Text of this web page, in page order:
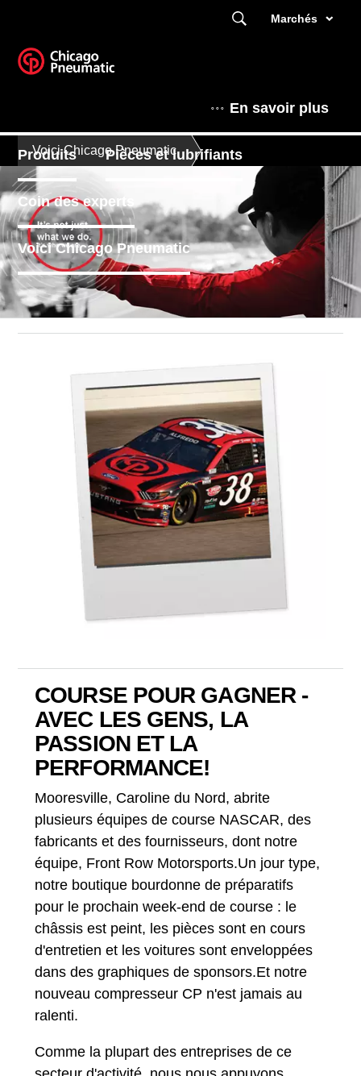
Marchés
En savoir plus
Produits Pièces et lubrifiants
Coin des experts
Voici Chicago Pneumatic
Voici Chicago Pneumatic
COURSE POUR GAGNER -
AVEC LES GENS, LA
PASSION ET LA
PERFORMANCE!
Mooresville, Caroline du Nord, abrite
plusieurs équipes de course NASCAR, des
fabricants et des fournisseurs, dont notre
équipe, Front Row Motorsports.Un jour type,
notre boutique bourdonne de préparatifs
pour le prochain week-end de course : le
châssis est peint, les pièces sont en cours
d'entretien et les voitures sont enveloppées
dans des graphiques de sponsors.Et notre
nouveau compresseur CP n'est jamais au
ralenti.
Comme la plupart des entreprises de ce